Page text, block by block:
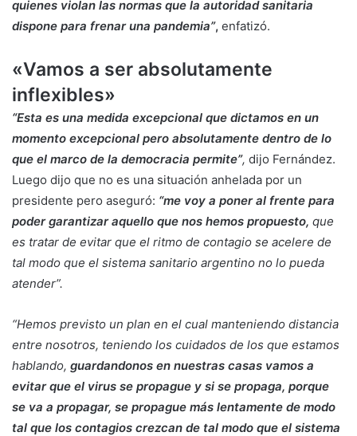
quienes violan las normas que la autoridad sanitaria
dispone para frenar una pandemia”, enfatizó.
«Vamos a ser absolutamente
inflexibles»
“Esta es una medida excepcional que dictamos en un
momento excepcional pero absolutamente dentro de lo
que el marco de la democracia permite”, dijo Fernández.
Luego dijo que no es una situación anhelada por un
presidente pero aseguró: “me voy a poner al frente para
poder garantizar aquello que nos hemos propuesto, que
es tratar de evitar que el ritmo de contagio se acelere de
tal modo que el sistema sanitario argentino no lo pueda
atender”.
“Hemos previsto un plan en el cual manteniendo distancia
entre nosotros, teniendo los cuidados de los que estamos
hablando, guardandonos en nuestras casas vamos a
evitar que el virus se propague y si se propaga, porque
se va a propagar, se propague más lentamente de modo
tal que los contagios crezcan de tal modo que el sistema